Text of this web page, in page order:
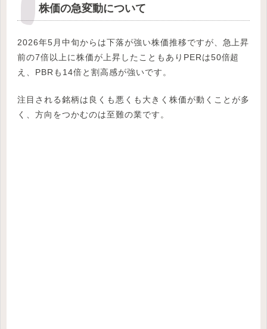
株価の急変動について
2026年5月中旬からは下落が強い株価推移ですが、急上昇
前の7倍以上に株価が上昇したこともありPERは50倍超
え、PBRも14倍と割高感が強いです。
注目される銘柄は良くも悪くも大きく株価が動くことが多
く、方向をつかむのは至難の業です。